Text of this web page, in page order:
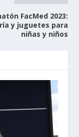
FacMed 2023:
y juguetes para
niñas y niños